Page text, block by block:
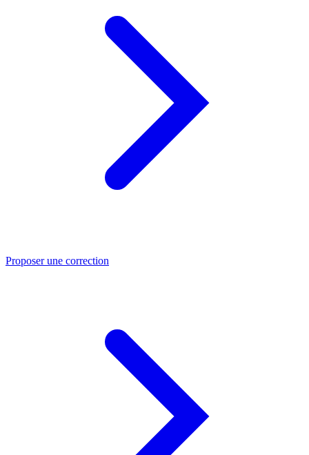
Proposer une correction